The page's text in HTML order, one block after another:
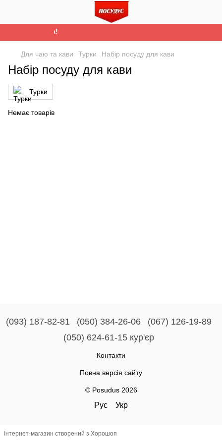
буде Україна!
Для чаю та кави Турки Набір посуду для кави
Набір посуду для кави
Турки
Немає товарів
(093) 187-82-81 (050) 384-26-06
(067) 126-19-89
(050) 624-61-15 кур'єр
Контакти
Повна версія сайту
© Posudus 2026
Рус Укр
Інтернет-магазин створений з Хорошоп